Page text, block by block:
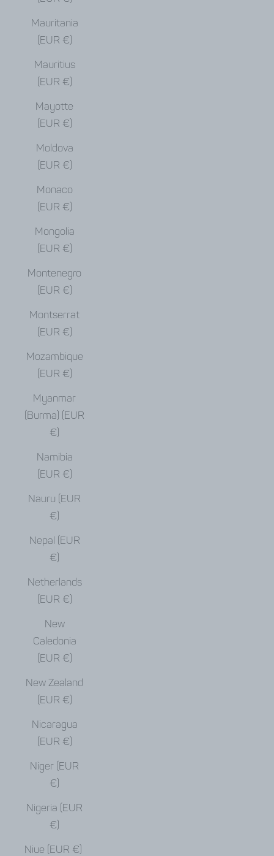
Mauritania
(EUR €)
Mauritius
(EUR €)
Mayotte
(EUR €)
Moldova
(EUR €)
Monaco
(EUR €)
Mongolia
(EUR €)
Montenegro
(EUR €)
Montserrat
(EUR €)
Mozambique
(EUR €)
Myanmar
(Burma) (EUR
€)
Namibia
(EUR €)
Nauru (EUR
€)
Nepal (EUR
€)
Netherlands
(EUR €)
New
Caledonia
(EUR €)
New Zealand
(EUR €)
Nicaragua
(EUR €)
Niger (EUR
€)
Nigeria (EUR
€)
Niue (EUR €)